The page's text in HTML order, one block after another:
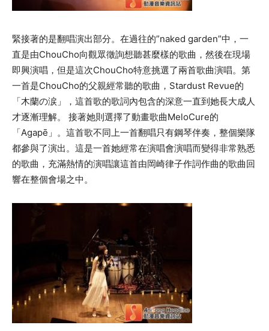
緊接著的是翻唱演出部分。在過往的”naked garden”中，一
直是由ChouCho向觀眾徵詢想聽甚麼樣的歌曲，然後在現場
即興演唱，但是這次ChouCho特意挑選了兩首歌曲演唱。第
一首是ChouCho的父親經常聽的歌曲，Stardust Revue的
「木蘭の涙」，這首歌的歌詞內包含的深意一直到她長大成人
才逐漸理解。 接著她則選擇了動畫歌曲MeloCure的
「Agapē」。這首歌不同上一首翻唱只有鋼琴伴奏，整個樂隊
都參與了演出。這是一首她經常在演唱會演唱而變得非常熟悉
的歌曲，充滿熱情的演唱讓這首由岡崎律子作詞作曲的歌曲回
響在整個會場之中。